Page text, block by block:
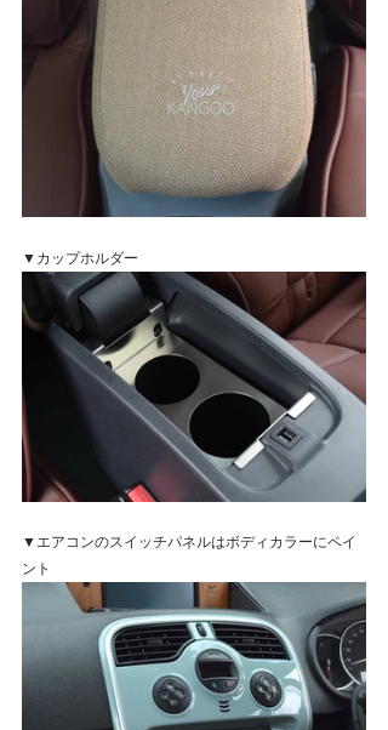
▼カップホルダー
▼ エアコンのスイッチパネルはボディカラーにペイ
ント